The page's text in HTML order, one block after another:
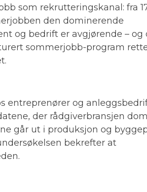
som rekrutteringskanal: fra
den dominerende
og bedrift er avgjørende – og
sommerjobb-program
entreprenører og
der rådgiverbransjen
går ut i produksjon og
bekrefter at